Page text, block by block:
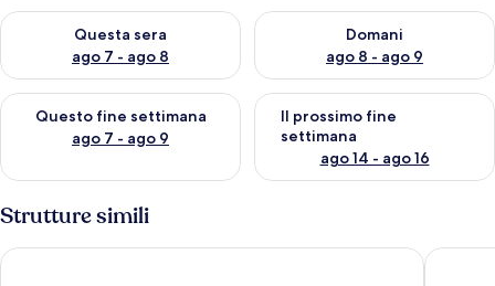
Questa sera
ago 7 - ago 8
Verifica la disponibilità per questa sera, ago 7 - ago 8
Domani
ago 8 - ago 9
Verifica la disponibilità per
Questo fine settimana
ago 7 - ago 9
Verifica la disponibilità per questo fine settimana, ago 7 - ago
Il prossimo fine
settimana
ago 14 - ago 16
Verifica la disponibilità per il
Strutture simili
ApartDirect Hammarby Sjöstad Svea